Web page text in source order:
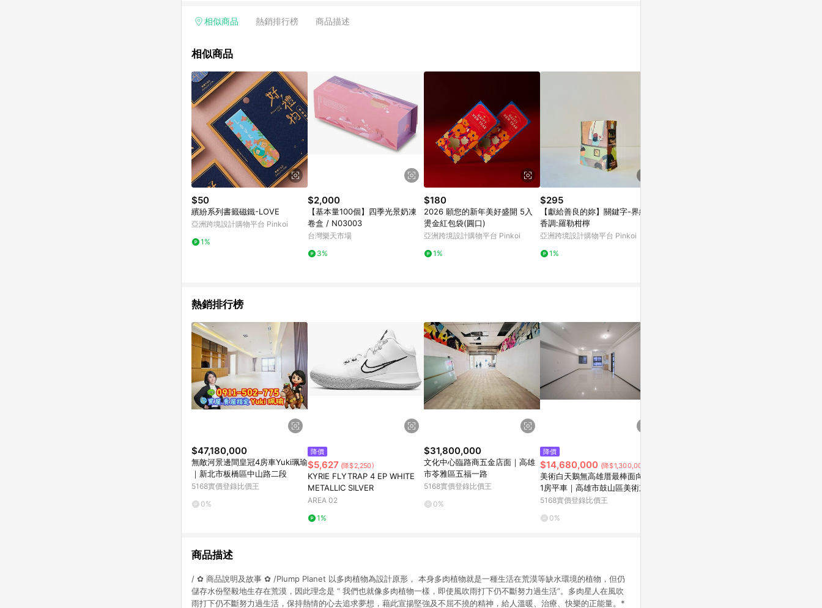
格，部分退款不在此限。 6. APP 請更新至Android v4.6.0 / iOS v4.1.5 以上才具贈點資格。 7. 點數將於出貨後 45 天
使用規則請以點數紅包活動說明為準。 11. 若於 LINE 購物前往 Pinkoi 頁面後才首次下載 Pinkoi APP 並完成訂單，不
相似商品 熱銷排行榜 商品描述
相似商品
$50
繽紛系列書籤磁鐵-LOVE
亞洲跨境設計購物平台 Pinkoi
1%
$2,000
【基本量100個】四季光景奶凍
卷盒 / N03003
台灣樂天市場
3%
$180
2026 願您的新年美好盛開 5入
燙金紅包袋(圓口)
亞洲跨境設計購物平台 Pinkoi
1%
$295
【獻給善良的妳】關鍵字-界線 /
香調:羅勒柑檸
亞洲跨境設計購物平台 Pinkoi
1%
熱銷排行榜
$47,180,000
無敵河景邊間皇冠4房車Yuki珮瑜
｜新北市板橋區中山路二段
5168實價登錄比價王
0%
降價
$5,627 (降$2,250)
KYRIE FLYTRAP 4 EP WHITE
METALLIC SILVER
AREA 02
1%
$31,800,000
文化中心臨路商五金店面｜高雄
市苓雅區五福一路
5168實價登錄比價王
0%
降價
$14,680,000 (降$1,300,000)
美術白天鵝無高雄厝最棒面向2+
1房平車｜高雄市鼓山區美術東四
路
5168實價登錄比價王
0%
商品描述
/ ✿ 商品說明及故事 ✿ /Plump Planet 以多肉植物為設計原形， 本身多肉植物就是一種生活在荒漠等缺水環境的植物，但仍
儲存水份堅毅地生存在荒漠，因此理念是 “ 我們也就像多肉植物一樣，即使風吹雨打下仍不斷努力過生活”。多肉星人在風吹
雨打下仍不斷努力過生活，保持熱情的心去追求夢想，藉此宣揚堅強及不屈不撓的精神，給人溫暖、治療、快樂的正能量。*